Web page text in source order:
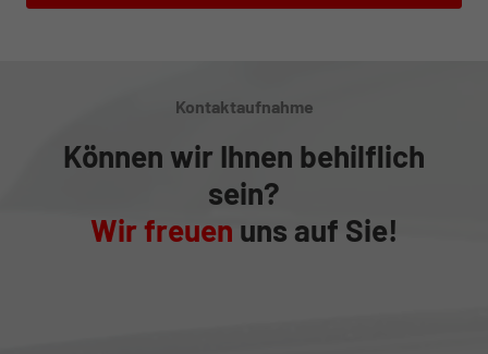
Kontaktaufnahme
Können wir Ihnen behilflich
sein?
Wir freuen uns auf Sie!